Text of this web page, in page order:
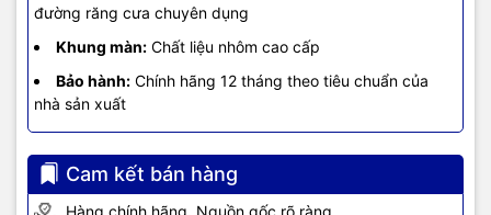
đường răng cưa chuyên dụng
Khung màn: Chất liệu nhôm cao cấp
Bảo hành: Chính hãng 12 tháng theo tiêu chuẩn của
nhà sản xuất
Cam kết bán hàng
Hàng chính hãng. Nguồn gốc rõ ràng